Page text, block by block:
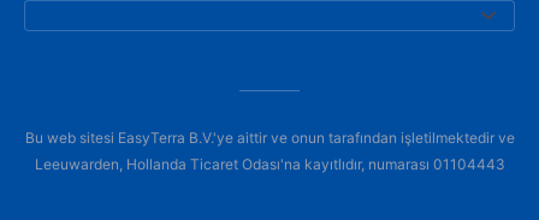
Bu web sitesi EasyTerra B.V.'ye aittir ve onun tarafından işletilmektedir ve
Leeuwarden, Hollanda Ticaret Odası'na kayıtlıdır, numarası 01104443